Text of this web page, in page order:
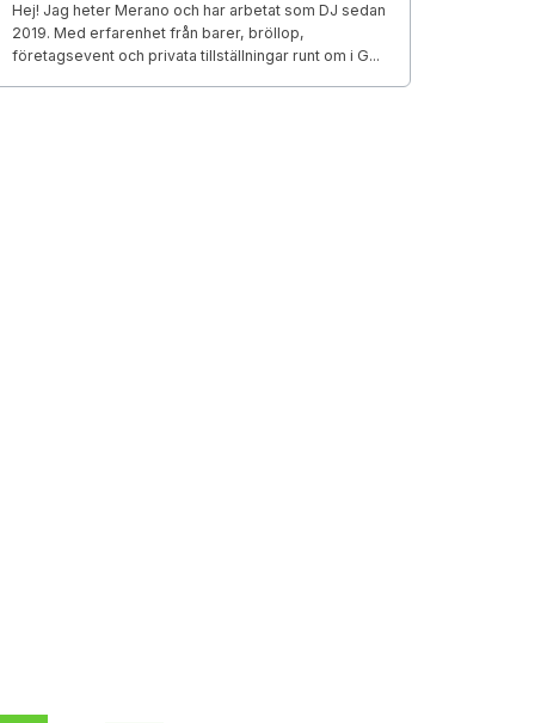
Hej! Jag heter Merano och har arbetat som DJ sedan
2019. Med erfarenhet från barer, bröllop,
företagsevent och privata tillställningar runt om i G...